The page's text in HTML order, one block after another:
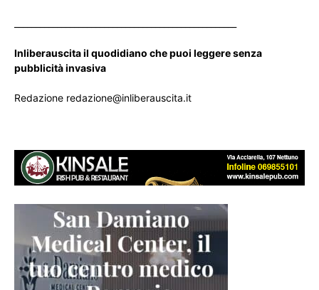
Inliberauscita il quodidiano che puoi leggere senza
pubblicità invasiva
Redazione redazione@inliberauscita.it